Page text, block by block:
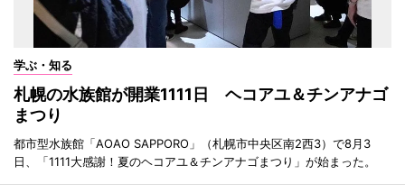
学ぶ・知る
札幌の水族館が開業1111日 ヘコアユ＆チンアナゴ
まつり
都市型水族館「AOAO SAPPORO」（札幌市中央区南2西3）で8月3
日、「1111大感謝！夏のヘコアユ＆チンアナゴまつり」が始まった。